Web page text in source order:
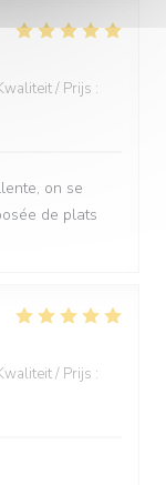
/ Prijs :
on se
de plats
/ Prijs :